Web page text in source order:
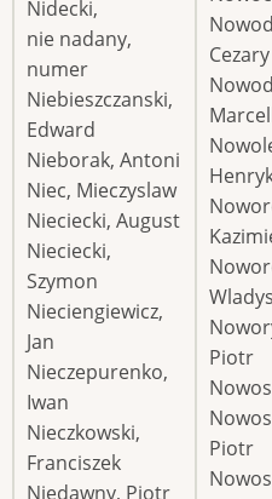
Nidecki,
nie nadany,
numer
Niebieszczanski,
Edward
Nieborak, Antoni
Niec, Mieczyslaw
Nieciecki, August
Nieciecki,
Szymon
Nieciengiewicz,
Jan
Nieczepurenko,
Iwan
Nieczkowski,
Franciszek
Niedawny, Piotr
Cezary
Piotr
Piotr